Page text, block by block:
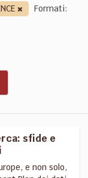
Formati:
sfide e
e non solo,